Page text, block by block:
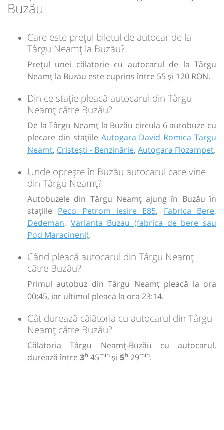
Durată:
3h45min
Zile de circulație:
80lei
Sursa: Hermes SRL | Ultima actualizare:07/2026
Buzău
Care este prețul biletul de autocar de la
Târgu Neamț la Buzău?
Prețul unei călătorie cu autocarul de la Târgu
Neamț la Buzău este cuprins între 55 și 120 RON.
Din ce stație pleacă autocarul din Târgu
Neamț către Buzău?
De la Târgu Neamț la Buzău circulă 6 autobuze cu
plecare din stațiile Autogara David Romica Targu
Neamt, Cristești - Benzinărie, Autogara Flozampet.
Unde oprește în Buzău autocarul care vine
din Târgu Neamț?
Autobuzele din Târgu Neamț ajung în Buzău în
stațiile Peco Petrom iesire E85, Fabrica Bere,
Dedeman, Varianta Buzau (fabrica de bere sau
Pod Maracineni).
Când pleacă autocarul din Târgu Neamț
către Buzău?
Primul autobuz din Târgu Neamț pleacă la ora
00:45, iar ultimul pleacă la ora 23:14.
Cât durează călătoria cu autocarul din Târgu
Neamț către Buzău?
Călătoria Târgu Neamț-Buzău cu autocarul,
durează între 3h 45min și 5h 29min.